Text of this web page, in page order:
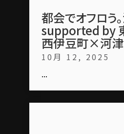
都会でオフロう
supported by
西伊豆町×河
10月 12, 2025
...